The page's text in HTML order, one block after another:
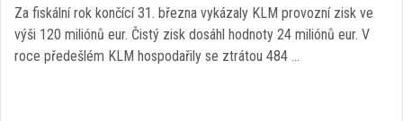
Za fiskální rok končící 31. března vykázaly KLM provozní zisk ve
výši 120 miliónů eur. Čistý zisk dosáhl hodnoty 24 miliónů eur. V
roce předešlém KLM hospodařily se ztrátou 484 …